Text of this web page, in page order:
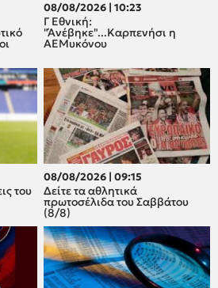
08/08/2026 | 10:23
Γ Εθνική:
"Άνέβηκε"...Καρπενήσι η
ΑΕΜυκόνου
του
08/08/2026 | 09:15
Δείτε τα αθλητικά
πρωτοσέλιδα του Σαββάτου
(8/8)